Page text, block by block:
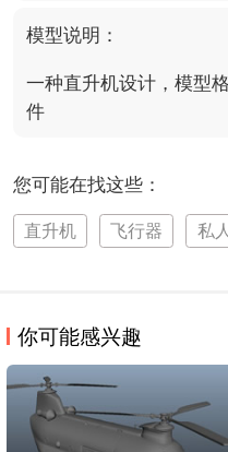
模型说明：
一种直升机设计，模型
件
您可能在找这些：
直升机 飞行器 私
你可能感兴趣